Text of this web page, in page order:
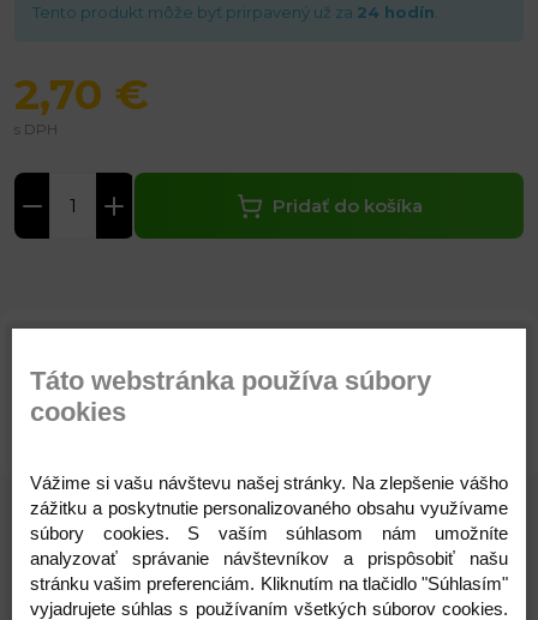
Tento produkt môže byť prirpavený už za 24 hodín.
2,70 €
s DPH
Pridať do košíka
Parametre Komentáre Recenzie
Otázka na produkt
Súvisiace produkty
Táto webstránka používa súbory
cookies
Vážime si vašu návštevu našej stránky. Na zlepšenie vášho
zážitku a poskytnutie personalizovaného obsahu využívame
súbory cookies. S vaším súhlasom nám umožníte
analyzovať správanie návštevníkov a prispôsobiť našu
stránku vašim preferenciám. Kliknutím na tlačidlo "Súhlasím"
vyjadrujete súhlas s používaním všetkých súborov cookies.